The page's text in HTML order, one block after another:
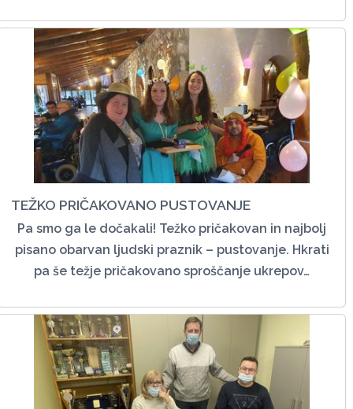
TEŽKO PRIČAKOVANO PUSTOVANJE
Pa smo ga le dočakali! Težko pričakovan in najbolj
pisano obarvan ljudski praznik – pustovanje. Hkrati
pa še težje pričakovano sproščanje ukrepov…